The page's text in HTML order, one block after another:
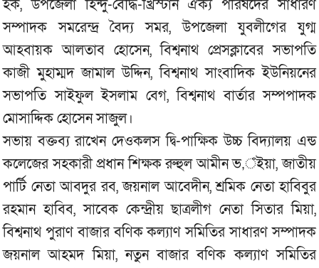
হক, উপজেলা হিন্দু-বৌদ্ধ-খ্রিস্টান ঐক্য পরিষদের সাধারণ
সম্পাদক সমরেন্দ্র বৈদ্য সমর, উপজেলা যুবলীগের যুগ্ম
আহবায়ক আলতাব হোসেন, বিশ্বনাথ প্রেসক্লাবের সভাপতি
কাজী মুহাম্মদ জামাল উদ্দিন, বিশ্বনাথ সাংবাদিক ইউনিয়নের
সভাপতি সাইফুল ইসলাম বেগ, বিশ্বনাথ বার্তার সম্পপাদক
মোসাদ্দিক হোসেন সাজুল।
সভায় বক্তব্য রাখেন দেওকলস দ্বি-পাক্ষিক উচ্চ বিদ্যালয় এন্ড
কলেজের সহকারী প্রধান শিক্ষক রুহুল আমীন ভ‚ঁইয়া, জাতীয়
পার্টি নেতা আবদুর রব, জয়নাল আবেদীন, শ্রমিক নেতা হাবিবুর
রহমান হাবিব, সাবেক কেন্দ্রীয় ছাত্রলীগ নেতা সিতার মিয়া,
বিশ্বনাথ পুরাণ বাজার বণিক কল্যাণ সমিতির সাধারণ সম্পাদক
জয়নাল আহমদ মিয়া, নতুন বাজার বণিক কল্যাণ সমিতির